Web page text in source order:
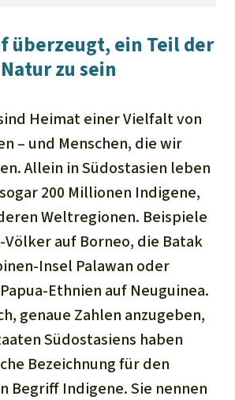
überzeugt, ein Teil der
Natur zu sein
Heimat einer Vielfalt von
– und Menschen, die wir
Allein in Südostasien leben
200 Millionen Indigene,
Weltregionen. Beispiele
Völker auf Borneo, die Batak
Insel Palawan oder
Ethnien auf Neuguinea.
genaue Zahlen anzugeben,
Südostasiens haben
Bezeichnung für den
Begriff Indigene. Sie nennen